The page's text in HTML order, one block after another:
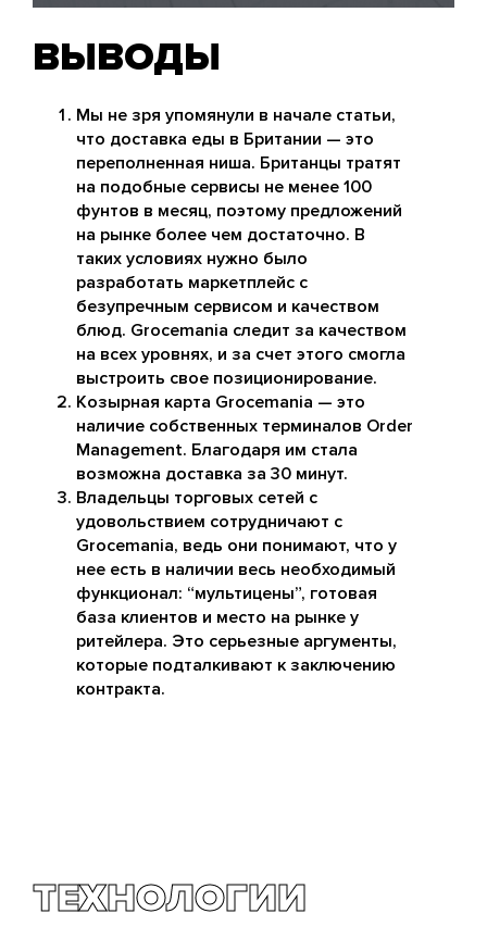
ВЫВОДЫ
Мы не зря упомянули в начале статьи,
что доставка еды в Британии — это
переполненная ниша. Британцы тратят
на подобные сервисы не менее 100
фунтов в месяц, поэтому предложений
на рынке более чем достаточно. В
таких условиях нужно было
разработать маркетплейс с
безупречным сервисом и качеством
блюд. Grocemania следит за качеством
на всех уровнях, и за счет этого смогла
выстроить свое позиционирование.
Козырная карта Grocemania — это
наличие собственных терминалов Order
Management. Благодаря им стала
возможна доставка за 30 минут.
Владельцы торговых сетей с
удовольствием сотрудничают с
Grocemania, ведь они понимают, что у
нее есть в наличии весь необходимый
функционал: “мультицены”, готовая
база клиентов и место на рынке у
ритейлера. Это серьезные аргументы,
которые подталкивают к заключению
контракта.
ТЕХНОЛОГИИ